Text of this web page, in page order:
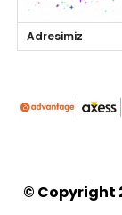
Adresimiz
© Copyright